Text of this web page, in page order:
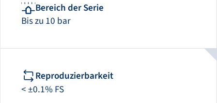
Bereich der Serie
Bis zu 10 bar
Reproduzierbarkeit
< ±0.1% FS